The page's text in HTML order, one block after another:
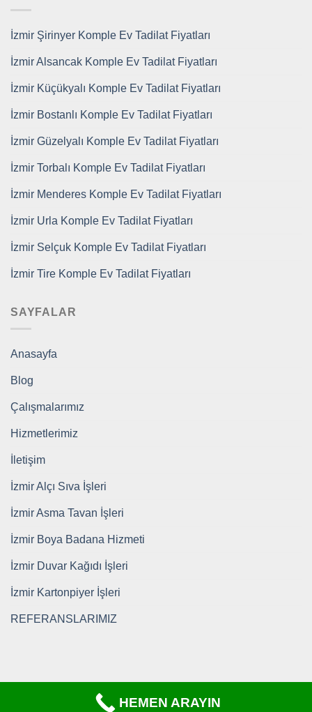
İzmir Şirinyer Komple Ev Tadilat Fiyatları
İzmir Alsancak Komple Ev Tadilat Fiyatları
İzmir Küçükyalı Komple Ev Tadilat Fiyatları
İzmir Bostanlı Komple Ev Tadilat Fiyatları
İzmir Güzelyalı Komple Ev Tadilat Fiyatları
İzmir Torbalı Komple Ev Tadilat Fiyatları
İzmir Menderes Komple Ev Tadilat Fiyatları
İzmir Urla Komple Ev Tadilat Fiyatları
İzmir Selçuk Komple Ev Tadilat Fiyatları
İzmir Tire Komple Ev Tadilat Fiyatları
SAYFALAR
Anasayfa
Blog
Çalışmalarımız
Hizmetlerimiz
İletişim
İzmir Alçı Sıva İşleri
İzmir Asma Tavan İşleri
İzmir Boya Badana Hizmeti
İzmir Duvar Kağıdı İşleri
İzmir Kartonpiyer İşleri
REFERANSLARIMIZ
Copyright 2026 ©https://www.tadilatkomple.com/
HEMEN ARAYIN